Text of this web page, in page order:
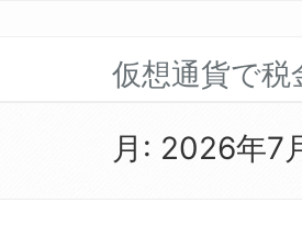
仮想通貨で
月: 2026年7